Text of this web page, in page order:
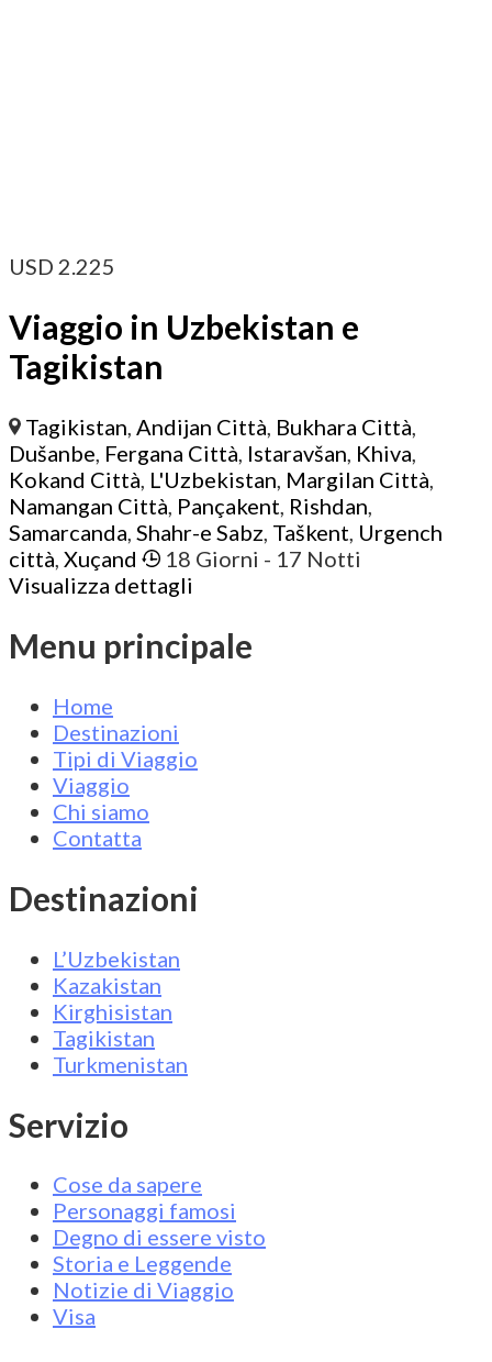
USD 2.225
Viaggio in Uzbekistan e
Tagikistan
Tagikistan,Andijan Città, Bukhara Città,
Dušanbe, Fergana Città, Istaravšan, Khiva,
Kokand Città, L'Uzbekistan, Margilan Città,
Namangan Città, Pançakent, Rishdan,
Samarcanda, Shahr-e Sabz, Taškent, Urgench
città, Xuçand 18 Giorni - 17 Notti
Visualizza dettagli
Menu principale
Home
Destinazioni
Tipi di Viaggio
Viaggio
Chi siamo
Contatta
Destinazioni
L’Uzbekistan
Kazakistan
Kirghisistan
Tagikistan
Turkmenistan
Servizio
Cose da sapere
Personaggi famosi
Degno di essere visto
Storia e Leggende
Notizie di Viaggio
Visa